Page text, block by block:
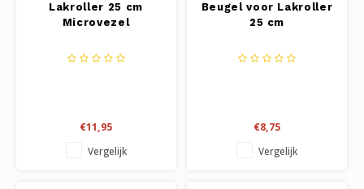
Lakroller 25 cm
Microvezel
€11,95
Vergelijk
Beugel voor Lakroller
25 cm
€8,75
Vergelijk